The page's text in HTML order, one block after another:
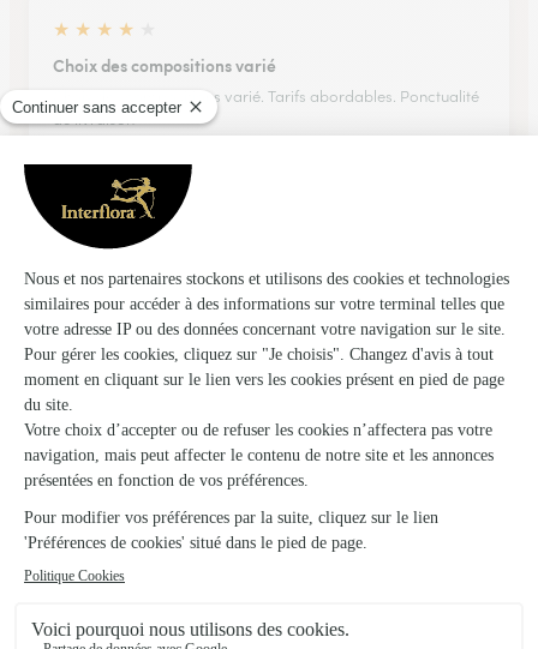
★ ★ ★ ★
Choix des compositions varié
Choix des compositions varié. Tarifs abordables. Ponctualité
de livraison
26/07/2026
★ ★ ★
Livraison rapide
Livraison rapide, arrangement au delà des attentes.
01/06/2026
★ ★ ★ ★ ★
rapidité
Choix rapidité, maintenant j'attends que les fleurs soient
livrées à temps et sur le lieu choisi .
11/02/2026